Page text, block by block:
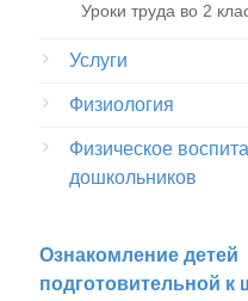
Уроки труда во 2
Услуги
Физиология
Физическое
дошкольников
Ознакомление детей
подготовительной к